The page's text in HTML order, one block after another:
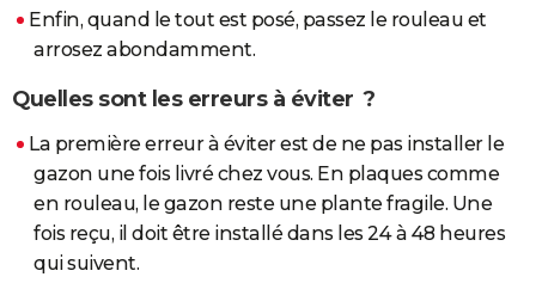
Enfin, quand le tout est posé, passez le rouleau et
arrosez abondamment.
Quelles sont les erreurs à éviter ?
La première erreur à éviter est de ne pas installer le
gazon une fois livré chez vous. En plaques comme
en rouleau, le gazon reste une plante fragile. Une
fois reçu, il doit être installé dans les 24 à 48 heures
qui suivent.